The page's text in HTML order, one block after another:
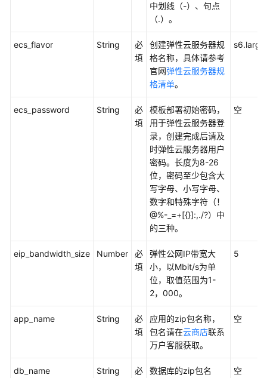
化
云
快
论
中划线（-）、句点
（.）。
ecs_flavor String
必
填
创建弹性云服务器规
格名称，具体请参考
官网弹性云服务器规
格清单。
ecs_password String
必
填
模板部署初始密码，
用于弹性云服务器登
录，创建完成后请及
时弹性云服务器用户
密码。长度为8-26
位，密码至少包含大
写字母、小写字母、
数字和特殊字符（！
@%-_=+[{}]:,./?）中
的三种。
空
eip_bandwidth_size Number
必
填
弹性公网IP带宽大
小，以Mbit/s为单
位，取值范围为1-
2，000。
5
app_name String
必
填
应用的zip包名称，
包名请在云商店联系
万户客服获取。
空
db_name String
必
数据库的zip包名
空